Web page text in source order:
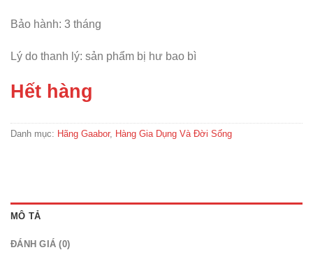
Bảo hành: 3 tháng
Lý do thanh lý: sản phẩm bị hư bao bì
Hết hàng
Danh mục: Hãng Gaabor, Hàng Gia Dụng Và Đời Sống
MÔ TẢ
ĐÁNH GIÁ (0)